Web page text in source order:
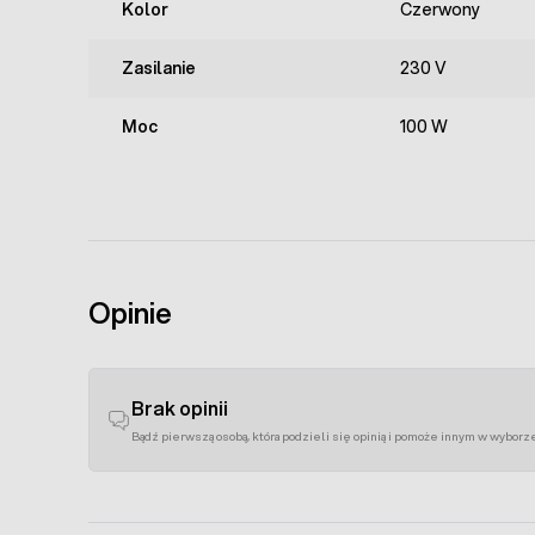
Kolor Czerwony
Zasilanie 230 V
Moc 100 W
Opinie
Brak opinii
Bądź pierwszą osobą, która podzieli się opinią i pomoże innym w